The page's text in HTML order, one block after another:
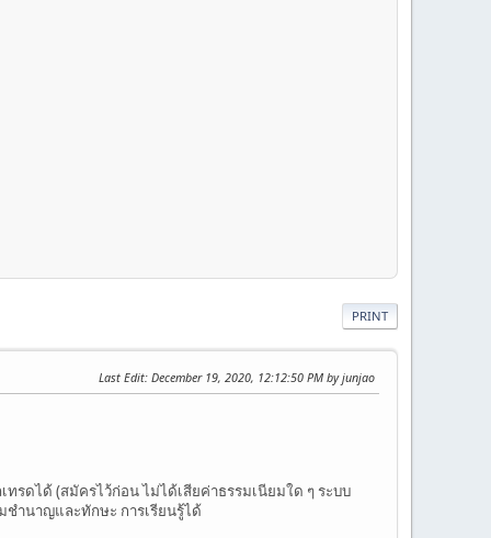
PRINT
Last Edit: December 19, 2020, 12:12:50 PM by junjao
รดได้ (สมัครไว้ก่อน ไม่ได้เสียค่าธรรมเนียมใด ๆ ระบบ
ชำนาญและทักษะ การเรียนรู้ได้